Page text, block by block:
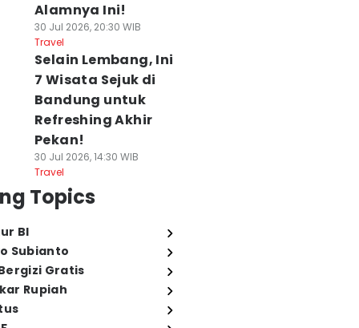
Alamnya Ini!
30 Jul 2026, 20:30 WIB
Travel
Selain Lembang, Ini
7 Wisata Sejuk di
Bandung untuk
Refreshing Akhir
Pekan!
30 Jul 2026, 14:30 WIB
Travel
Topics
BI
Subianto
Gratis
Rupiah